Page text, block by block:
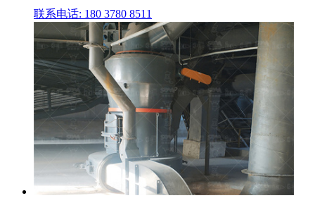
联系电话: 180 3780 8511